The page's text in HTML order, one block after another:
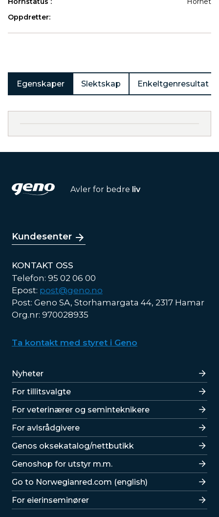
Oppdretter:
Egenskaper Slektskap Enkeltgenresultat
Avler for bedre liv
Kundesenter
KONTAKT OSS
Telefon: 95 02 06 00
Epost: post@geno.no
Post: Geno SA, Storhamargata 44, 2317 Hamar
Org.nr: 970028935
Ta kontakt med styret i Geno
Lenker
Nyheter
For tillitsvalgte
For veterinærer og seminteknikere
For avlsrådgivere
Lenker
Genos oksekatalog/nettbutikk
Genoshop for utstyr m.m.
Go to Norwegianred.com (english)
For eierinseminører